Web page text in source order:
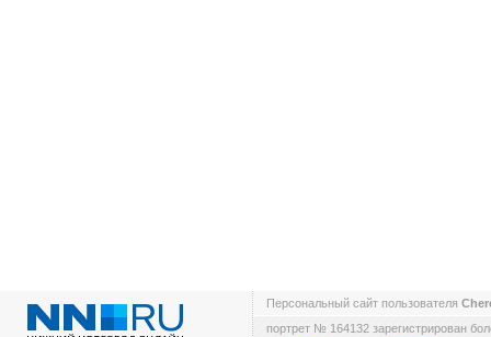
Персональный сайт пользователя
портрет № 164132 зарегистрирован